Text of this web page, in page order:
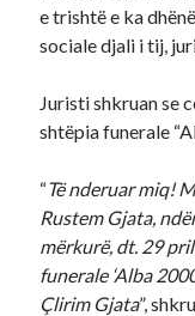
e trishtë e ka
sociale djali i tij,
Juristi shkruan se
shtëpia funerale
“Të nderuar miq!
Rustem Gjata,
mërkurë, dt. 29
funerale ‘Alba
Çlirim Gjata”,